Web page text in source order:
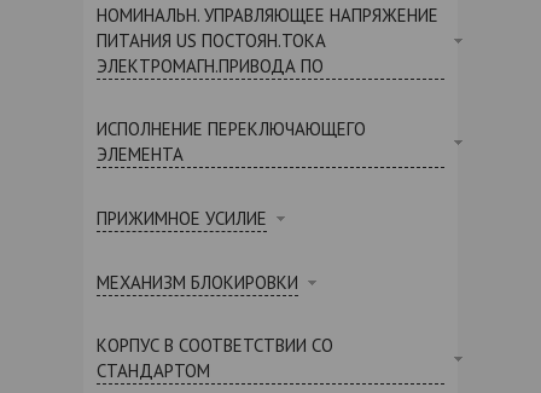
НОМИНАЛЬН. УПРАВЛЯЮЩЕЕ НАПРЯЖЕНИЕ
ПИТАНИЯ US ПОСТОЯН.ТОКА
ЭЛЕКТРОМАГН.ПРИВОДА ПО
ИСПОЛНЕНИЕ ПЕРЕКЛЮЧАЮЩЕГО
ЭЛЕМЕНТА
ПРИЖИМНОЕ УСИЛИЕ
МЕХАНИЗМ БЛОКИРОВКИ
КОРПУС В СООТВЕТСТВИИ СО
СТАНДАРТОМ